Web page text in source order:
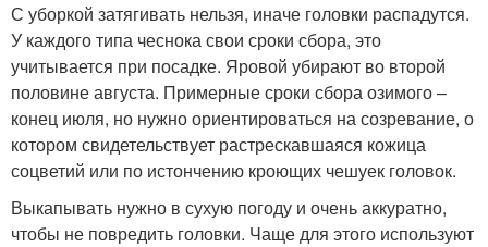
С уборкой затягивать нельзя, иначе головки распадутся.
У каждого типа чеснока свои сроки сбора, это
учитывается при посадке. Яровой убирают во второй
половине августа. Примерные сроки сбора озимого –
конец июля, но нужно ориентироваться на созревание, о
котором свидетельствует растрескавшаяся кожица
соцветий или по истончению кроющих чешуек головок.
Выкапывать нужно в сухую погоду и очень аккуратно,
чтобы не повредить головки. Чаще для этого используют